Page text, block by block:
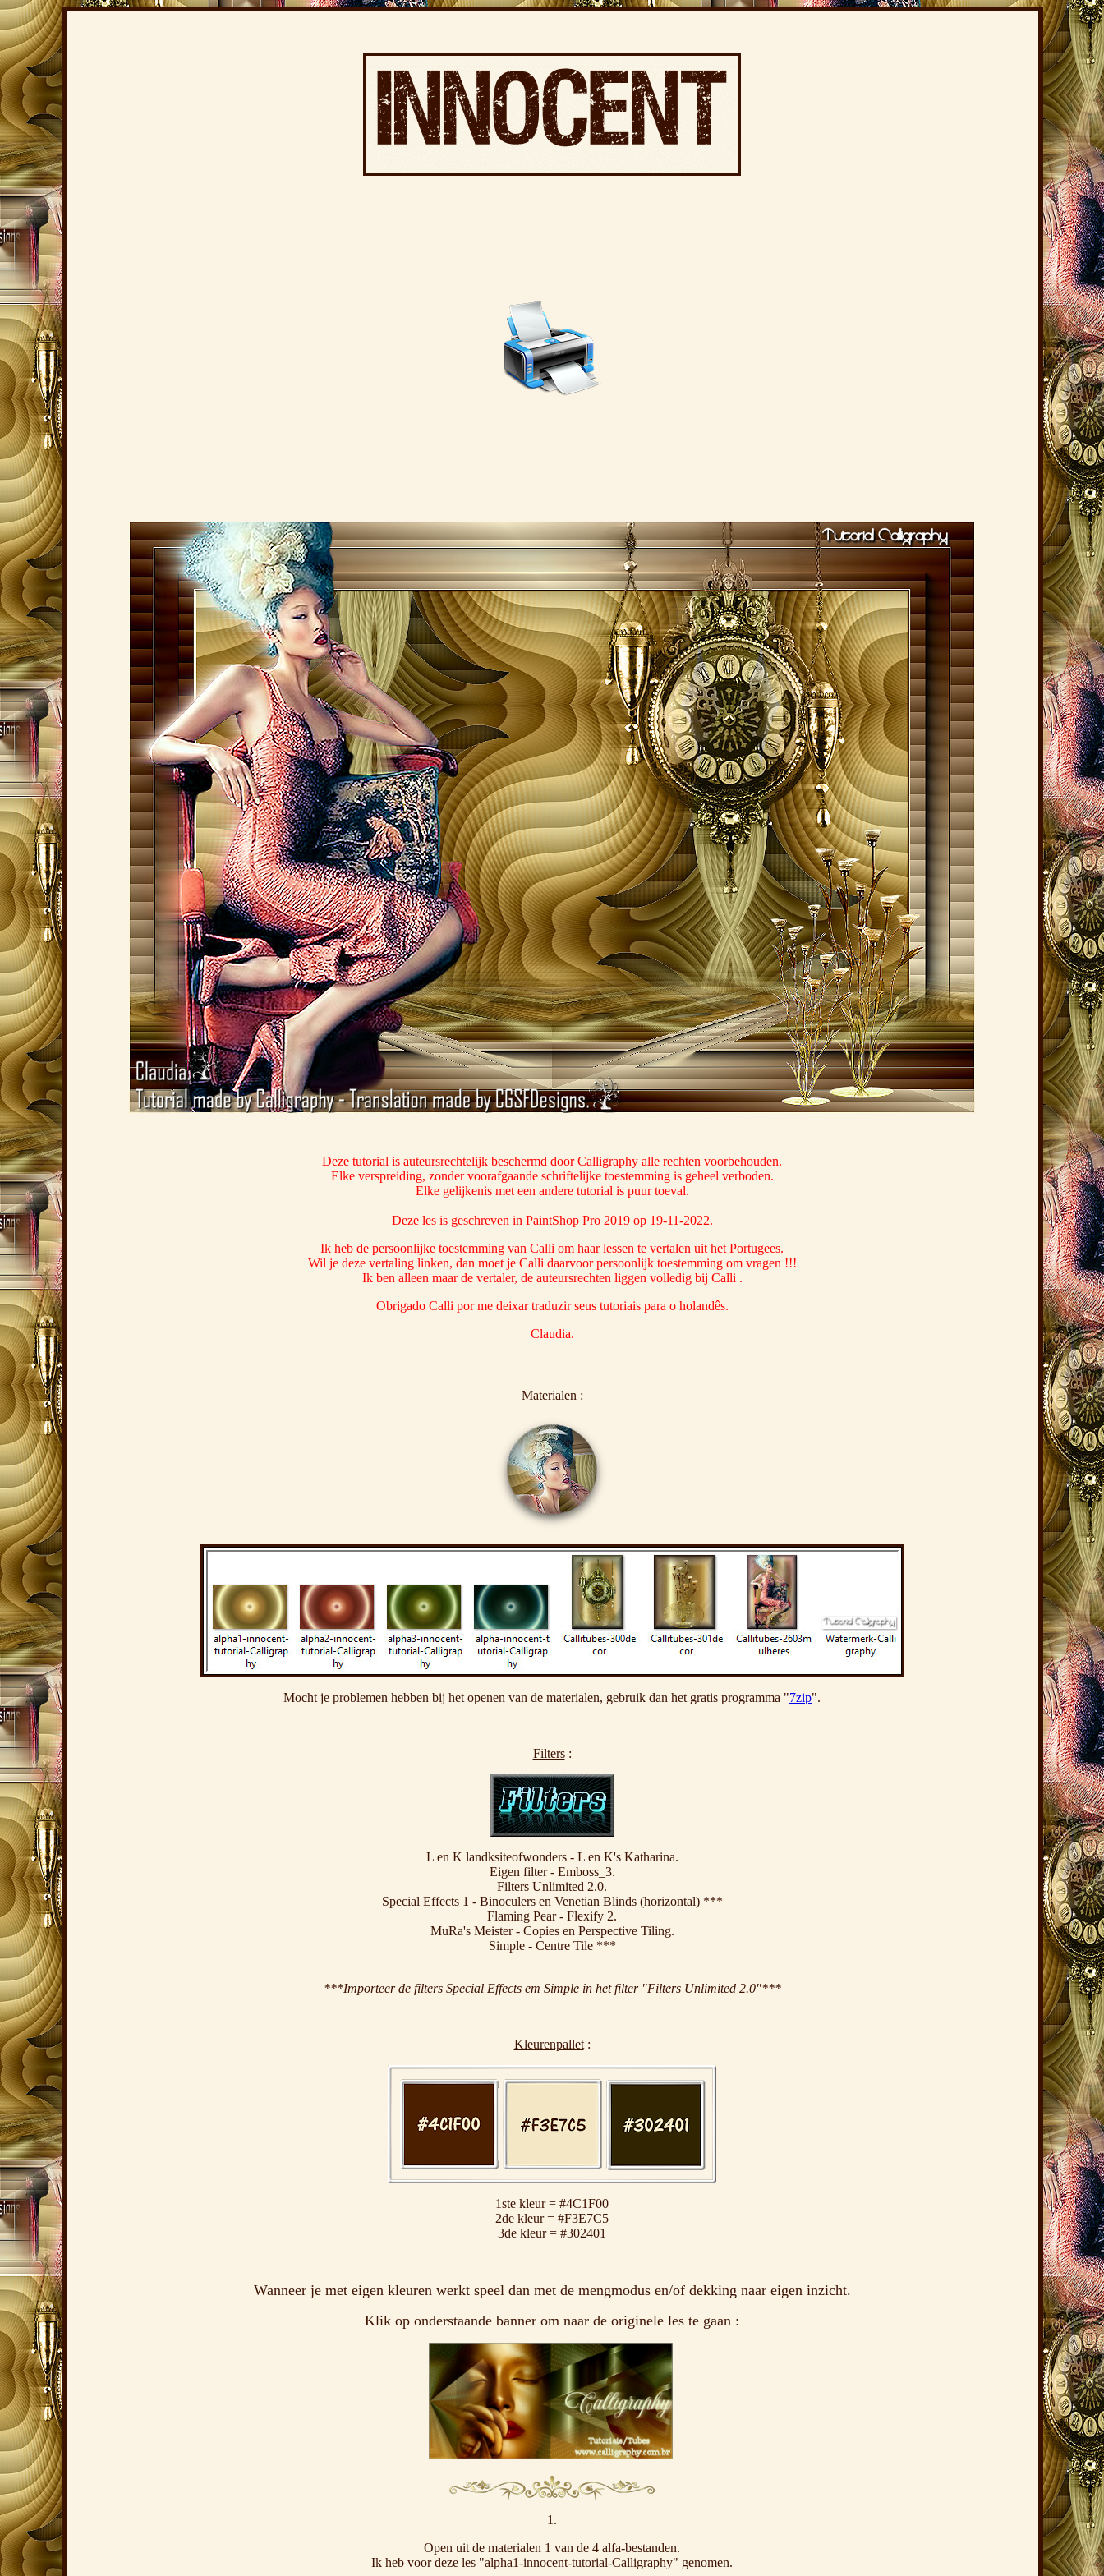
Deze tutorial is auteursrechtelijk beschermd door Calligraphy alle rechten voorbehouden.
Elke verspreiding, zonder voorafgaande schriftelijke toestemming is geheel verboden.
Elke gelijkenis met een andere tutorial is puur toeval.
Deze les is geschreven in PaintShop Pro 2019 op 19-11-2022.
Ik heb de persoonlijke toestemming van Calli om haar lessen te vertalen uit het Portugees.
Wil je deze vertaling linken, dan moet je Calli daarvoor persoonlijk toestemming om vragen !!!
Ik ben alleen maar de vertaler, de auteursrechten liggen volledig bij Calli .
Obrigado Calli por me deixar traduzir seus tutoriais para o holandês.
Claudia.
Materialen :
Mocht je problemen hebben bij het openen van de materialen, gebruik dan het gratis programma "7zip".
Filters:
L en K landksiteofwonders - L en K's Katharina.
Eigen filter - Emboss_3.
Filters Unlimited 2.0.
Special Effects 1 - Binoculers en Venetian Blinds (horizontal) ***
Flaming Pear - Flexify 2.
MuRa's Meister - Copies en Perspective Tiling.
Simple - Centre Tile ***
***Importeer de filters Special Effects em Simple in het filter "Filters Unlimited 2.0"***
Kleurenpallet:
1ste kleur = #4C1F00
2de kleur = #F3E7C5
3de kleur = #302401
Wanneer je met eigen kleuren werkt speel dan met de mengmodus en/of dekking naar eigen inzicht.
Klik op onderstaande banner om naar de originele les te gaan :
1.
Open uit de materialen 1 van de 4 alfa-bestanden.
Ik heb voor deze les "alpha1-innocent-tutorial-Calligraphy" genomen.